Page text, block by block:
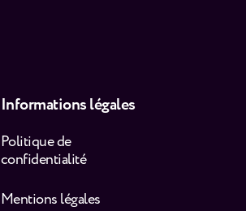
Informations légales
Politique de
confidentialité
Mentions légales